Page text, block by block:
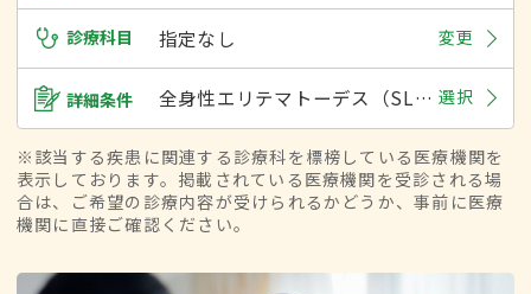
診療科目 指定なし 変更
詳細条件 全身性エリテマトーデス（SLE） 選択
※該当する疾患に関連する診療科を標榜している医療機関を
表示しております。掲載されている医療機関を受診される場
合は、ご希望の診療内容が受けられるかどうか、事前に医療
機関に直接ご確認ください。